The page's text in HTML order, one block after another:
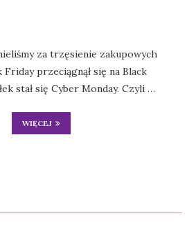
za trzęsienie zakupowych
przeciągnął się na Black
stał się Cyber Monday. Czyli …
WIĘCEJ